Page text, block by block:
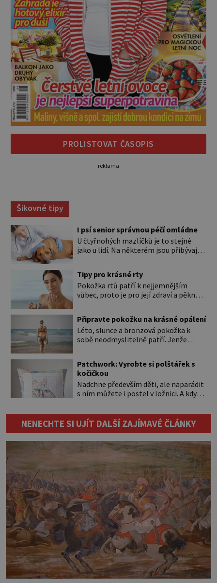
PROLISTOVAT ČASOPIS
reklama
Šikovné tipy
I psí senior správnou péčí omládne
U čtyřnohých mazlíčků je to stejné
jako u lidí. Na některém jsou přibývající
Přesto byste si měli staršího psa více
všímat, aby vám neunikly důležité
signály, že něco není v pořádku. Včasná
život. Hůře tráví U starších […]
Tipy pro krásné rty
Pokožka rtů patří k nejjemnějším
vůbec, proto je pro její zdraví a pěkný
ale také mnohem tenčí povrchovou
vrstvou než ostatní pleť a pokožka.
Nezvláčňují je žádné mazové žlázy,
a náchylné k vysychání a praskání.
Balzám na […]
Připravte pokožku na krásné opálení
Léto, slunce a bronzová pokožka k
sobě neodmyslitelně patří. Jenže
se kůže. Spálená pokožka není
známkou „základu“ pro opálení, ale
reakcí na nadměrné UV záření. Pokud
chcete, aby pleť i pokožka těla
vydrželo co nejdéle, vyplatí se začít
[…]
Patchwork: Vyrobte si polštářek s
kočičkou
Nadchne především děti, ale naparádit
s ním můžete i postel v ložnici. A když
ladící s obývákem, bude se hodit i tam.
Budete potřebovat: – zbytky barevně
sladěných bavlněných látek – 0,5 m
látky na vnitřní polštářek – duté
vlákno na výplň – 2 knoflíky – 0,5 m
jednostranně nalepovacího […]
NENECHTE SI UJÍT DALŠÍ ZAJÍMAVÉ ČLÁNKY